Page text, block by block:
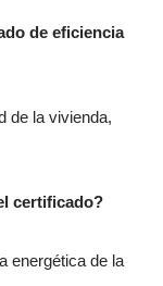
de eficiencia
de la vivienda,
certificado?
energética de la